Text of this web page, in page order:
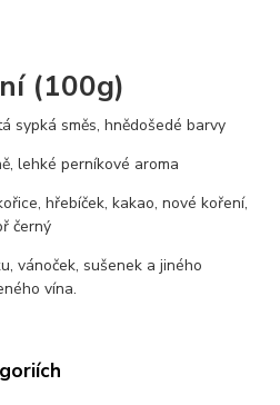
(100g)
sypká směs, hnědošedé barvy
lehké perníkové aroma
hřebíček, kakao, nové koření,
černý
vánoček, sušenek a jiného
vína.